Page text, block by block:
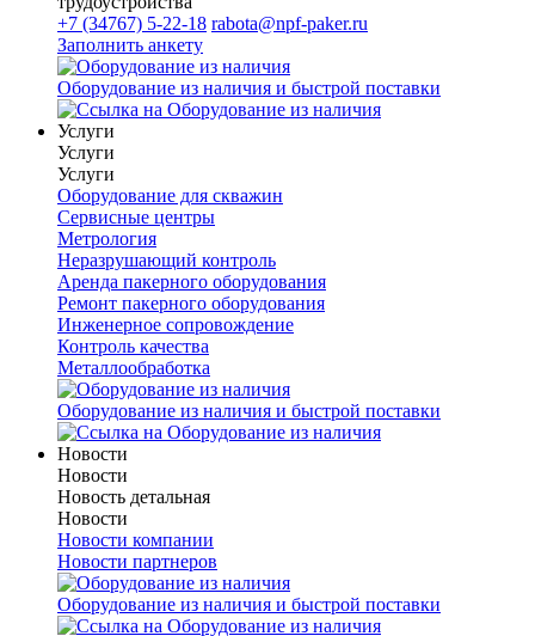
+7 (34767) 5-22-18 rabota@npf-paker.ru
Заполнить анкету
Оборудование из наличия и быстрой поставки
Услуги
Услуги
Услуги
Оборудование для скважин
Сервисные центры
Метрология
Неразрушающий контроль
Аренда пакерного оборудования
Ремонт пакерного оборудования
Инженерное сопровождение
Контроль качества
Металлообработка
Оборудование из наличия и быстрой поставки
Новости
Новости
Новость детальная
Новости
Новости компании
Новости партнеров
Оборудование из наличия и быстрой поставки